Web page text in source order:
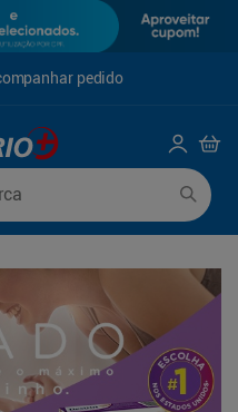
pedido
fralda g
ozivy